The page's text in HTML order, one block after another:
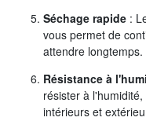
Séchage rapide :
vous permet de
attendre longtemps.
Résistance à
résister à
intérieurs et